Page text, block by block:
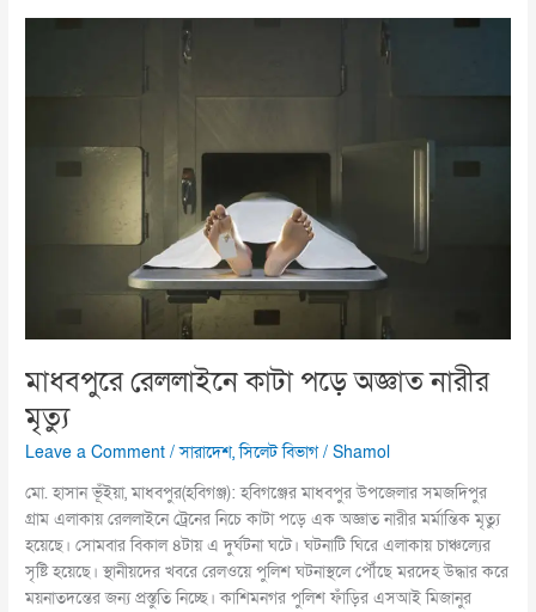
মাধবপুরে রেললাইনে কাটা পড়ে অজ্ঞাত নারীর
মৃত্যু
Leave a Comment /সারাদেশ,সিলেট বিভাগ/Shamol
মো. হাসান ভূঁইয়া, মাধবপুর(হবিগঞ্জ): হবিগঞ্জের মাধবপুর উপজেলার সমজদিপুর
গ্রাম এলাকায় রেললাইনে ট্রেনের নিচে কাটা পড়ে এক অজ্ঞাত নারীর মর্মান্তিক মৃত্যু
হয়েছে। সোমবার বিকাল ৪টায় এ দুর্ঘটনা ঘটে। ঘটনাটি ঘিরে এলাকায় চাঞ্চল্যের
সৃষ্টি হয়েছে। স্থানীয়দের খবরে রেলওয়ে পুলিশ ঘটনাস্থলে পৌঁছে মরদেহ উদ্ধার করে
ময়নাতদন্তের জন্য প্রস্তুতি নিচ্ছে। কাশিমনগর পুলিশ ফাঁড়ির এসআই মিজানুর